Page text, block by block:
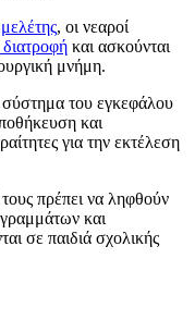
μελέτης, οι νεαροί
και ασκούνται
μνήμη.
σύστημα του εγκεφάλου
και
για την εκτέλεση
πρέπει να ληφθούν
και
σε παιδιά σχολικής